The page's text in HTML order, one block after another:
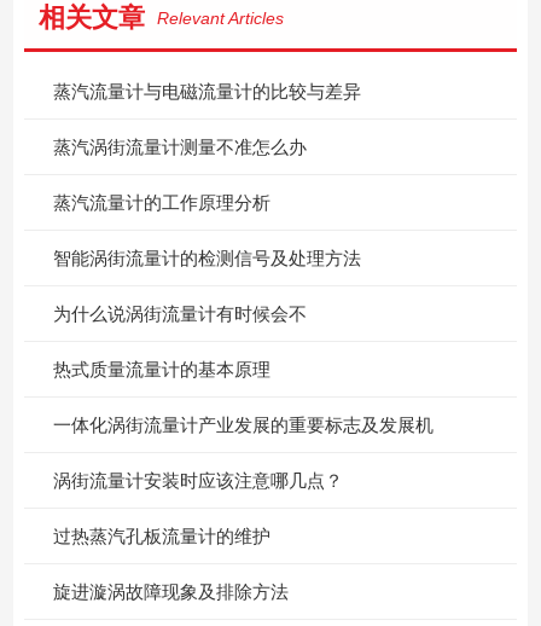
相关文章 Relevant Articles
蒸汽流量计与电磁流量计的比较与差异
蒸汽涡街流量计测量不准怎么办
蒸汽流量计的工作原理分析
智能涡街流量计的检测信号及处理方法
为什么说涡街流量计有时候会不
热式质量流量计的基本原理
一体化涡街流量计产业发展的重要标志及发展机
涡街流量计安装时应该注意哪几点？
过热蒸汽孔板流量计的维护
旋进漩涡故障现象及排除方法